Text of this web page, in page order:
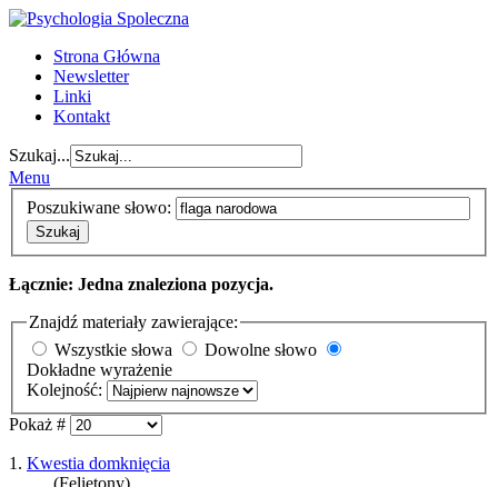
Strona Główna
Newsletter
Linki
Kontakt
Szukaj...
Menu
Poszukiwane słowo:
Szukaj
Łącznie: Jedna znaleziona pozycja.
Znajdź materiały zawierające:
Wszystkie słowa
Dowolne słowo
Dokładne wyrażenie
Kolejność:
Pokaż #
1. Kwestia domknięcia